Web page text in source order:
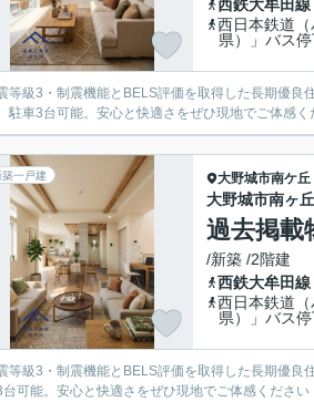
西鉄大牟田線
西日本鉄道
県）」バス
等級3・制震機能とBELS評価を取得した長期優
駐車3台可能。安心と快適さをぜひ現地でご体感く
築一戸建 大野城市南ケ丘
大野城市南ヶ
過去掲載
/新築 /2階建
西鉄大牟田線
西日本鉄道
県）」バス
等級3・制震機能とBELS評価を取得した長期優良
台可能。安心と快適さをぜひ現地でご体感ください